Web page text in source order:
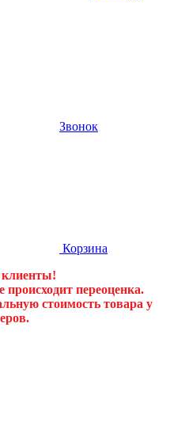
Звонок
Корзина
переоценка.
стоимость товара у